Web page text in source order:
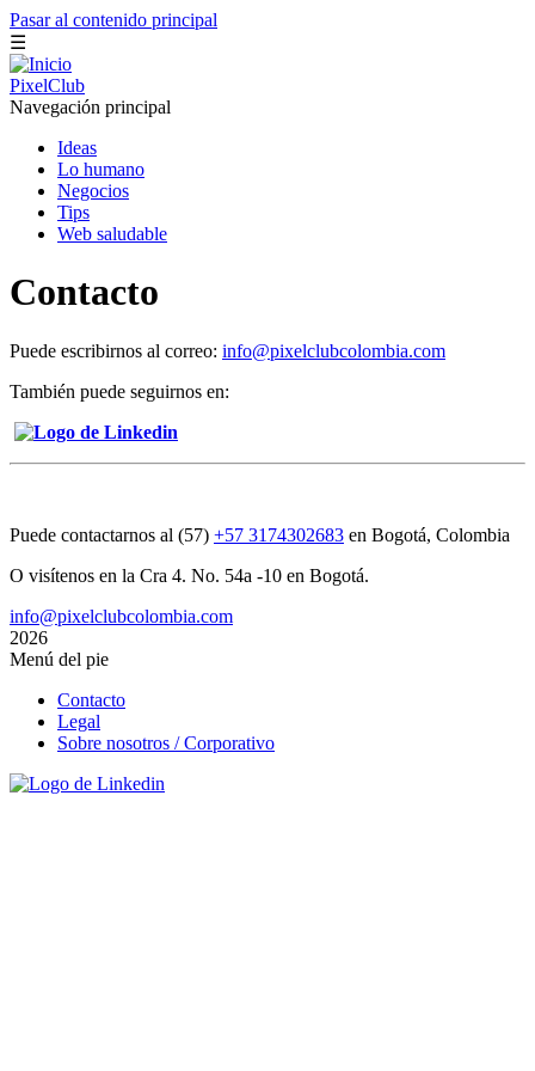
Pasar al contenido principal
☰
PixelClub
Navegación principal
Ideas
Lo humano
Negocios
Tips
Web saludable
Contacto
Puede escribirnos al correo: info@pixelclubcolombia.com
También puede seguirnos en:
Puede contactarnos al (57) +57 3174302683 en Bogotá, Colombia
O visítenos en la Cra 4. No. 54a -10 en Bogotá.
info@pixelclubcolombia.com
2026
Menú del pie
Contacto
Legal
Sobre nosotros / Corporativo